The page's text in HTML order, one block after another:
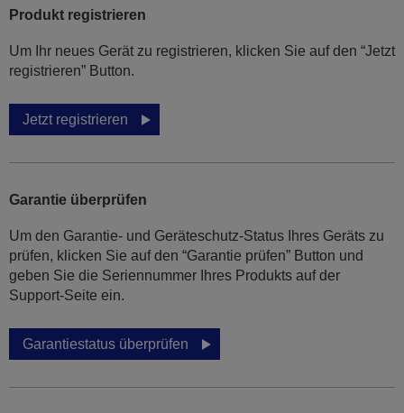
Produkt registrieren
Um Ihr neues Gerät zu registrieren, klicken Sie auf den “Jetzt
registrieren” Button.
Jetzt registrieren
Garantie überprüfen
Um den Garantie- und Geräteschutz-Status Ihres Geräts zu
prüfen, klicken Sie auf den “Garantie prüfen” Button und
geben Sie die Seriennummer Ihres Produkts auf der
Support-Seite ein.
Garantiestatus überprüfen